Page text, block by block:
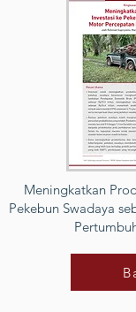
Meningkatkan
Pekebun Swadaya